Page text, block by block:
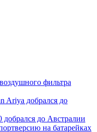
фильтра
Ariya добрался до
до Австралии
на батарейках